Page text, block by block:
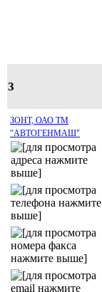
З
ЗОНТ, ОАО ТМ
"АВТОГЕНМАШ"